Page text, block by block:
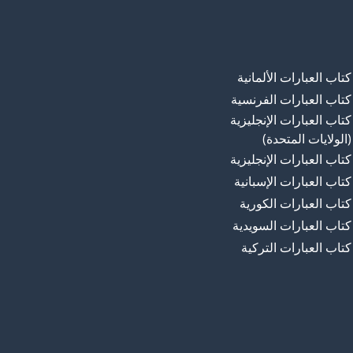
كتاب العبارات الألمانية
كتاب العبارات الفرنسية
كتاب العبارات الإنجليزية
(الولايات المتحدة)
كتاب العبارات الإنجليزية
كتاب العبارات الإسبانية
كتاب العبارات الكورية
كتاب العبارات السويدية
كتاب العبارات التركية